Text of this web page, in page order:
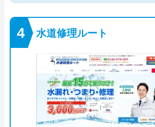
水道修理ルート